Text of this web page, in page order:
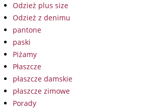
Odzież plus size
Odzież z denimu
pantone
paski
Piżamy
Płaszcze
płaszcze damskie
płaszcze zimowe
Porady